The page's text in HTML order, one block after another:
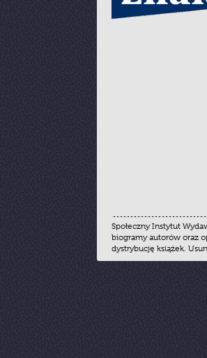
Społeczny Instytut
biogramy autorów oraz
dystrybucję książek.